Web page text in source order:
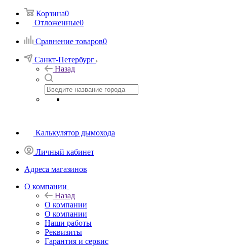
Корзина0
Отложенные0
Сравнение товаров0
Санкт-Петербург
Назад
Калькулятор дымохода
Личный кабинет
Адреса магазинов
O компании
Назад
O компании
О компании
Наши работы
Реквизиты
Гарантия и сервис